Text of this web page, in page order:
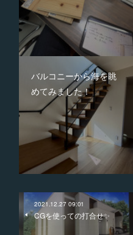
バルコニーから海を眺
めてみました！
2021.12.27 09:01
CGを使っての打合せ✨